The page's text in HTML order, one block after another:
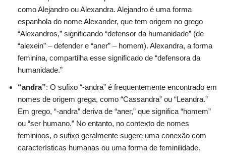
como Alejandro ou Alexandra. Alejandro é uma forma
espanhola do nome Alexander, que tem origem no grego
“Alexandros,” significando “defensor da humanidade” (de
“alexein” – defender e “aner” – homem). Alexandra, a forma
feminina, compartilha esse significado de “defensora da
humanidade.”
“andra”: O sufixo “-andra” é frequentemente encontrado em
nomes de origem grega, como “Cassandra” ou “Leandra.”
Em grego, “-andra” deriva de “aner,” que significa “homem”
ou “ser humano.” No entanto, no contexto de nomes
femininos, o sufixo geralmente sugere uma conexão com
características humanas ou uma forma de feminilidade.